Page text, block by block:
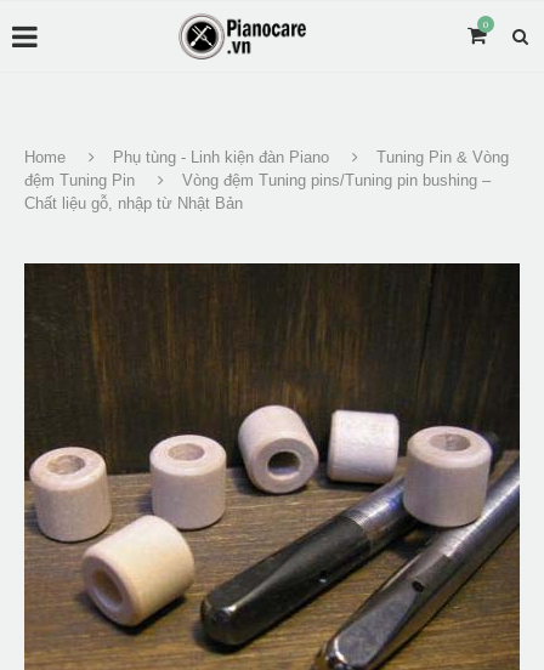
0
Home Phụ tùng - Linh kiện đàn Piano
Tuning Pin & Vòng
đệm Tuning Pin
Vòng đệm Tuning pins/Tuning pin bushing –
Chất liệu gỗ, nhập từ Nhật Bản